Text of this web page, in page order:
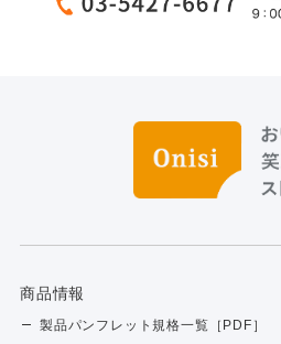
商品情報
製品パンフレット規格一覧［PDF］